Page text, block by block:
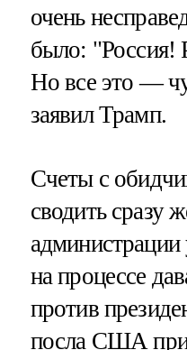
очень
было: "Россия!
Но все это —
заявил Трамп.
Счеты с
сводить сразу
администрации
на процессе
против
посла США